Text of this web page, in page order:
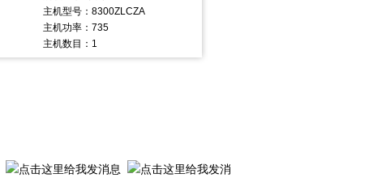
主机型号：8300ZLCZA
主机功率：735
主机数目：1